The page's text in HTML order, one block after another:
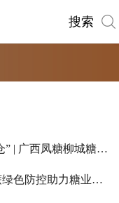
搜索
虫口夺蔗守“糖罐” 科技赋能守“粮仓” | 广西凤糖柳城糖厂全力护航“甜蜜产业”高质量发展
广西北海精准放蜂提效率 推进甘蔗绿色防控助力糖业提质增效